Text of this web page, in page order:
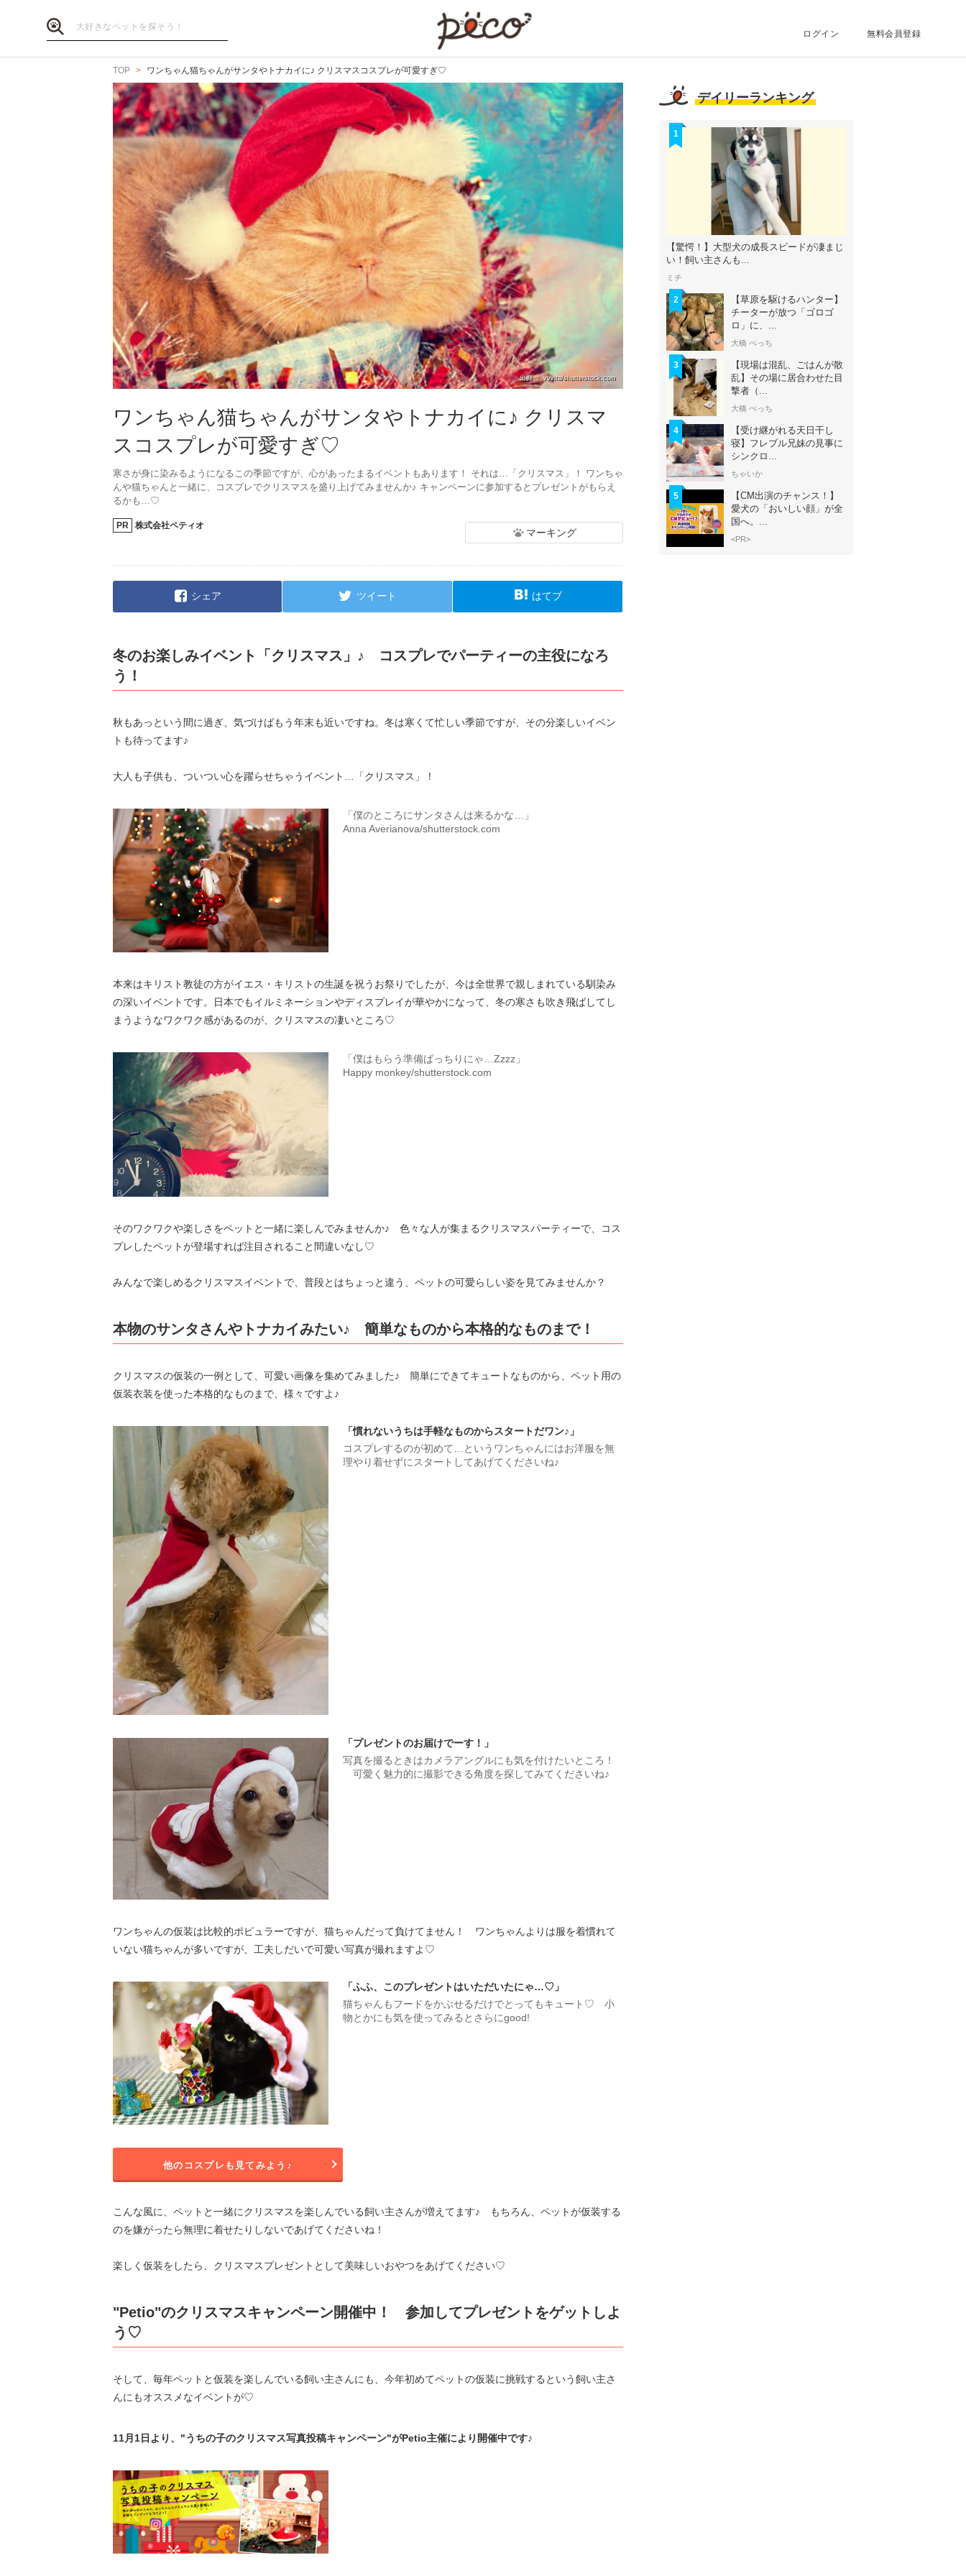
ログイン 無料会員登録
TOP ワンちゃん猫ちゃんがサンタやトナカイに♪ クリスマスコスプレが可愛すぎ♡
出典 ： vvvita/shutterstock.com
ワンちゃん猫ちゃんがサンタやトナカイに♪ クリスマ
スコスプレが可愛すぎ♡
寒さが身に染みるようになるこの季節ですが、心があったまるイベントもあります！ それは…「クリスマス」！ ワンちゃ
んや猫ちゃんと一緒に、コスプレでクリスマスを盛り上げてみませんか♪ キャンペーンに参加するとプレゼントがもらえ
るかも…♡
PR 株式会社ペティオ
マーキング
シェア ツイート はてブ
冬のお楽しみイベント「クリスマス」♪ コスプレでパーティーの主役になろ
う！
秋もあっという間に過ぎ、気づけばもう年末も近いですね。冬は寒くて忙しい季節ですが、その分楽しいイベン
トも待ってます♪
大人も子供も、ついつい心を躍らせちゃうイベント…「クリスマス」！
「僕のところにサンタさんは来るかな…」
Anna Averianova/shutterstock.com
本来はキリスト教徒の方がイエス・キリストの生誕を祝うお祭りでしたが、今は全世界で親しまれている馴染み
の深いイベントです。日本でもイルミネーションやディスプレイが華やかになって、冬の寒さも吹き飛ばしてし
まうようなワクワク感があるのが、クリスマスの凄いところ♡
「僕はもらう準備ばっちりにゃ…Zzzz」
Happy monkey/shutterstock.com
そのワクワクや楽しさをペットと一緒に楽しんでみませんか♪ 色々な人が集まるクリスマスパーティーで、コス
プレしたペットが登場すれば注目されること間違いなし♡
みんなで楽しめるクリスマスイベントで、普段とはちょっと違う、ペットの可愛らしい姿を見てみませんか？
本物のサンタさんやトナカイみたい♪ 簡単なものから本格的なものまで！
クリスマスの仮装の一例として、可愛い画像を集めてみました♪ 簡単にできてキュートなものから、ペット用の
仮装衣装を使った本格的なものまで、様々ですよ♪
「慣れないうちは手軽なものからスタートだワン♪」
コスプレするのが初めて…というワンちゃんにはお洋服を無
理やり着せずにスタートしてあげてくださいね♪
「プレゼントのお届けでーす！」
写真を撮るときはカメラアングルにも気を付けたいところ！
可愛く魅力的に撮影できる角度を探してみてくださいね♪
ワンちゃんの仮装は比較的ポピュラーですが、猫ちゃんだって負けてません！ ワンちゃんよりは服を着慣れて
いない猫ちゃんが多いですが、工夫しだいで可愛い写真が撮れますよ♡
「ふふ、このプレゼントはいただいたにゃ…♡」
猫ちゃんもフードをかぶせるだけでとってもキュート♡ 小
物とかにも気を使ってみるとさらにgood!
他のコスプレも見てみよう♪
こんな風に、ペットと一緒にクリスマスを楽しんでいる飼い主さんが増えてます♪ もちろん、ペットが仮装する
のを嫌がったら無理に着せたりしないであげてくださいね！
楽しく仮装をしたら、クリスマスプレゼントとして美味しいおやつをあげてください♡
"Petio"のクリスマスキャンペーン開催中！ 参加してプレゼントをゲットしよ
う♡
そして、毎年ペットと仮装を楽しんでいる飼い主さんにも、今年初めてペットの仮装に挑戦するという飼い主さ
んにもオススメなイベントが♡
11月1日より、"うちの子のクリスマス写真投稿キャンペーン"がPetio主催により開催中です♪
デイリーランキング
1
【驚愕！】大型犬の成長スピードが凄まじ
い！飼い主さんも...
ミチ
2
【草原を駆けるハンター】
チーターが放つ「ゴロゴ
ロ」に、...
大橋 ぺっち
3
【現場は混乱、ごはんが散
乱】その場に居合わせた目
撃者（...
大橋 ぺっち
4
【受け継がれる天日干し
寝】フレブル兄妹の見事に
シンクロ...
ちゃいか
5
【CM出演のチャンス！】
愛犬の「おいしい顔」が全
国へ。...
<PR>